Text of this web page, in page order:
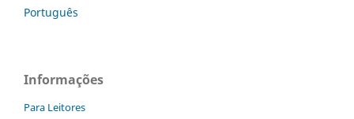
Português
Informações
Para Leitores